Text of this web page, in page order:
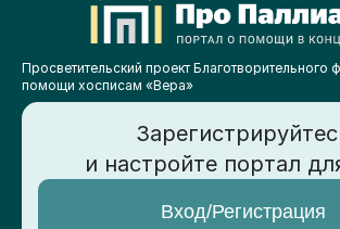
Просветительский проект Благотворительного
помощи хосписам «Вера»
и настройте портал
Вход/Регистрация